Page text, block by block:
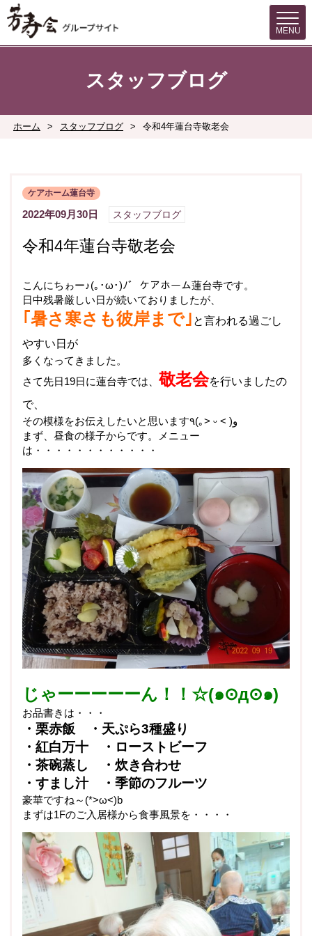
MENU
スタッフブログ
ホーム > スタッフブログ > 令和4年蓮台寺敬老会
ケアホーム蓮台寺
2022年09月30日 スタッフブログ
令和4年蓮台寺敬老会
こんにちゎー♪(｡･ω･)ﾉﾞ ケアホーム蓮台寺です。
日中残暑厳しい日が続いておりましたが、
｢暑さ寒さも彼岸まで｣ と言われる過ごし
やすい日が
多くなってきました。
さて先日19日に蓮台寺では、 敬老会を行いましたの
で、
その模様をお伝えしたいと思います٩(｡˃ ᵕ ˂ )و
まず、昼食の様子からです。メニュー
は・・・・・・・・・・・・
じゃーーーーーん！！☆(๑⊙д⊙๑)
お品書きは・・・
・栗赤飯 ・天ぷら3種盛り
・紅白万十 ・ローストビーフ
・茶碗蒸し ・炊き合わせ
・すまし汁 ・季節のフルーツ
豪華ですね～(*>ω<)b
まずは1Fのご入居様から食事風景を・・・・